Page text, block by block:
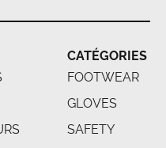
CATÉGORIES
FOOTWEAR
GLOVES
SAFETY